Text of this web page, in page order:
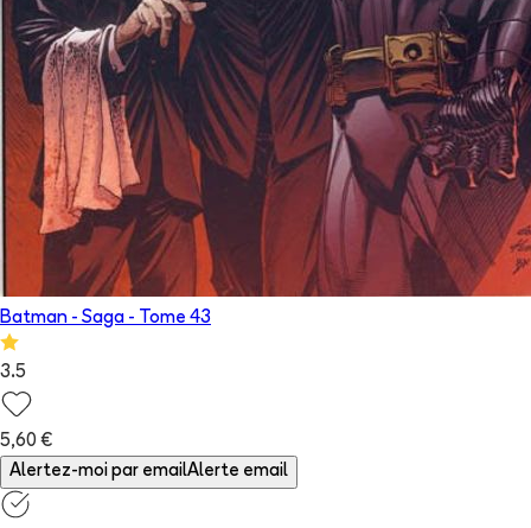
Batman - Saga - Tome 43
3.5
5,60 €
Alertez-moi par emailAlerte email